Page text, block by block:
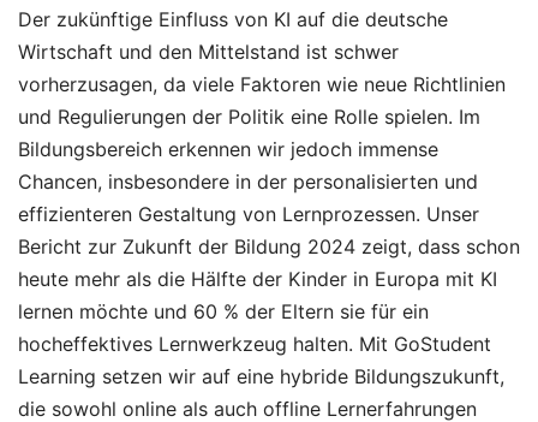
Der zukünftige Einfluss von KI auf die deutsche
Wirtschaft und den Mittelstand ist schwer
vorherzusagen, da viele Faktoren wie neue Richtlinien
und Regulierungen der Politik eine Rolle spielen. Im
Bildungsbereich erkennen wir jedoch immense
Chancen, insbesondere in der personalisierten und
effizienteren Gestaltung von Lernprozessen. Unser
Bericht zur Zukunft der Bildung 2024 zeigt, dass schon
heute mehr als die Hälfte der Kinder in Europa mit KI
lernen möchte und 60 % der Eltern sie für ein
hocheffektives Lernwerkzeug halten. Mit GoStudent
Learning setzen wir auf eine hybride Bildungszukunft,
die sowohl online als auch offline Lernerfahrungen